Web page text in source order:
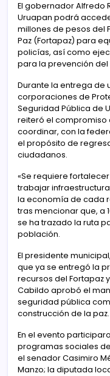
El gobernador Alfredo
Uruapan podrá
millones de pesos del
Paz (Fortapaz) para
policías, así como
para la prevención del
Durante la entrega de
corporaciones de
Seguridad Pública de
reiteró el compromiso
coordinar, con la
el propósito de
ciudadanos.
«Se requiere
trabajar
la economía de cada
tras mencionar que, a
se ha trazado la ruta
población.
El presidente
que ya se entregó la
recursos del Fortapaz
Cabildo aprobó el
seguridad pública
construcción de la paz.
En el evento
programas sociales
el senador Casimiro
Manzo; la diputada